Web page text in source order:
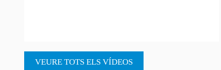
VEURE TOTS ELS VÍDEOS